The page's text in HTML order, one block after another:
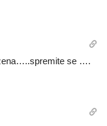
se ….